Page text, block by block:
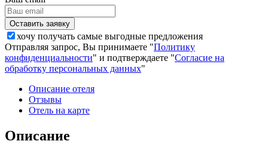
хочу получать самые выгодные предложения
Отправляя запрос, Вы принимаете "Политику
конфиденциальности" и подтверждаете "Согласие на
обработку персональных данных"
Описание отеля
Отзывы
Отель на карте
Описание